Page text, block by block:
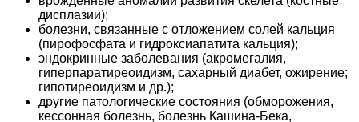
дисплазии);
болезни, связанные с отложением солей кальция
(пирофосфата и гидроксиапатита кальция);
эндокринные заболевания (акромегалия,
гиперпаратиреоидизм, сахарный диабет, ожирение;
гипотиреоидизм и др.);
другие патологические состояния (обморожения,
кессонная болезнь, болезнь Кашина-Бека,